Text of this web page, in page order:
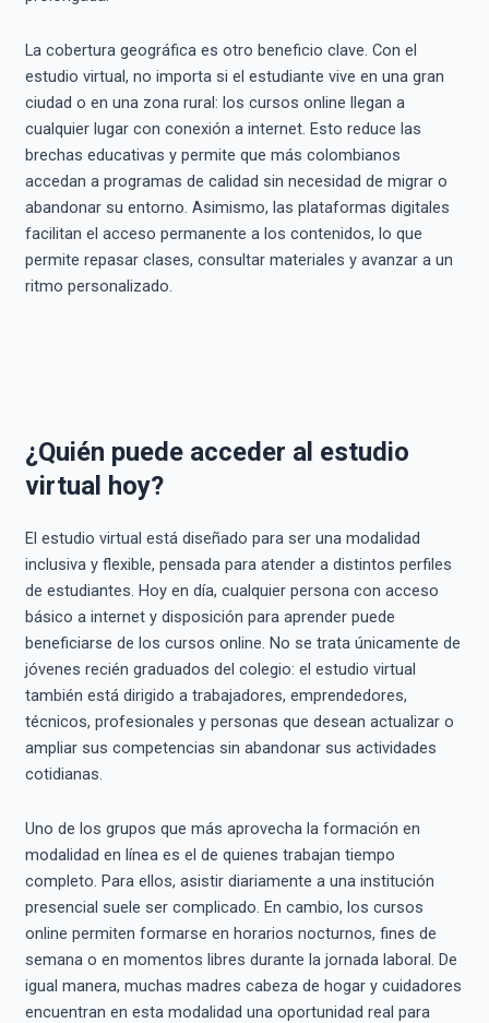
La cobertura geográfica es otro beneficio clave. Con el
estudio virtual, no importa si el estudiante vive en una gran
ciudad o en una zona rural: los cursos online llegan a
cualquier lugar con conexión a internet. Esto reduce las
brechas educativas y permite que más colombianos
accedan a programas de calidad sin necesidad de migrar o
abandonar su entorno. Asimismo, las plataformas digitales
facilitan el acceso permanente a los contenidos, lo que
permite repasar clases, consultar materiales y avanzar a un
ritmo personalizado.
¿Quién puede acceder al estudio
virtual hoy?
El estudio virtual está diseñado para ser una modalidad
inclusiva y flexible, pensada para atender a distintos perfiles
de estudiantes. Hoy en día, cualquier persona con acceso
básico a internet y disposición para aprender puede
beneficiarse de los cursos online. No se trata únicamente de
jóvenes recién graduados del colegio: el estudio virtual
también está dirigido a trabajadores, emprendedores,
técnicos, profesionales y personas que desean actualizar o
ampliar sus competencias sin abandonar sus actividades
cotidianas.
Uno de los grupos que más aprovecha la formación en
modalidad en línea es el de quienes trabajan tiempo
completo. Para ellos, asistir diariamente a una institución
presencial suele ser complicado. En cambio, los cursos
online permiten formarse en horarios nocturnos, fines de
semana o en momentos libres durante la jornada laboral. De
igual manera, muchas madres cabeza de hogar y cuidadores
encuentran en esta modalidad una oportunidad real para